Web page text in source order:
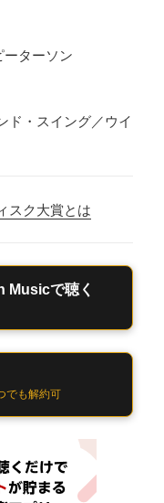
ーターソン
ド・スイング／ウイ
スク大賞とは
Musicで聴く
でも解約可